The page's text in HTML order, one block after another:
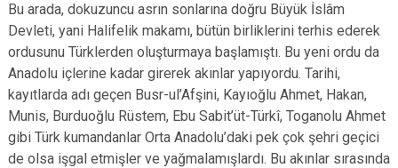
Bu arada, dokuzuncu asrın sonlarına doğru Büyük İslâm
Devleti, yani Halifelik makamı, bütün birliklerini terhis ederek
ordusunu Türklerden oluşturmaya başlamıştı. Bu yeni ordu da
Anadolu içlerine kadar girerek akınlar yapıyordu. Tarihi,
kayıtlarda adı geçen Busr-ul’Afşini, Kayıoğlu Ahmet, Hakan,
Munis, Burduoğlu Rüstem, Ebu Sabit’üt-Türkî, Toganolu Ahmet
gibi Türk kumandanlar Orta Anadolu’daki pek çok şehri geçici
de olsa işgal etmişler ve yağmalamışlardı. Bu akınlar sırasında